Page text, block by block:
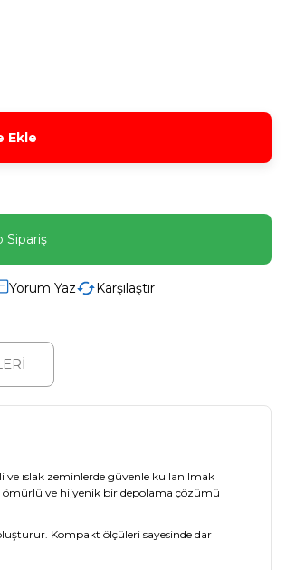
Ekle
Sipariş
Yorum Yaz Karşılaştır
ıslak zeminlerde güvenle kullanılmak
ömürlü ve hijyenik bir depolama çözümü
Kompakt ölçüleri sayesinde dar